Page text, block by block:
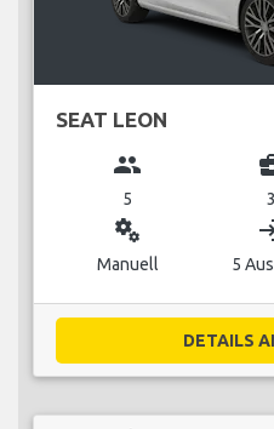
SEAT LEON
group
5 3
miscellaneous_services
Manuell 5
DETAILS